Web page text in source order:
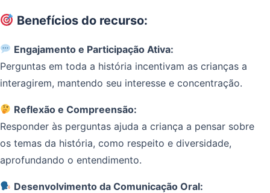
Benefícios do recurso:
Engajamento e Participação Ativa:
Perguntas em toda a história incentivam as crianças a
interagirem, mantendo seu interesse e concentração.
Reflexão e Compreensão:
Responder às perguntas ajuda a criança a pensar sobre
os temas da história, como respeito e diversidade,
aprofundando o entendimento.
Desenvolvimento da Comunicação Oral: